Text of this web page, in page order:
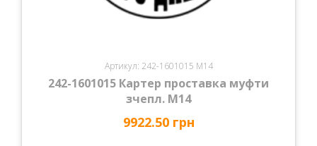
Артикул: 242-1601015 М14
242-1601015 Картер проставка муфти
зчепл. М14
9922.50 грн